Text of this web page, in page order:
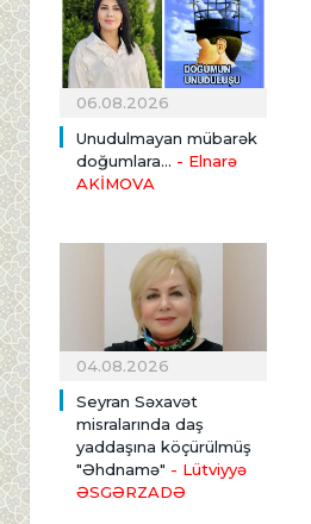
06.08.2026
Unudulmayan mübarək
doğumlara... - Elnarə
AKİMOVA
04.08.2026
Seyran Səxavət
misralarında daş
yaddaşına köçürülmüş
"Əhdnamə" - Lütviyyə
ƏSGƏRZADƏ